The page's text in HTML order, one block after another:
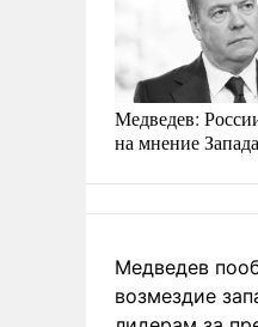
Медведев:
на мнение Запада
Медведев
возмездие